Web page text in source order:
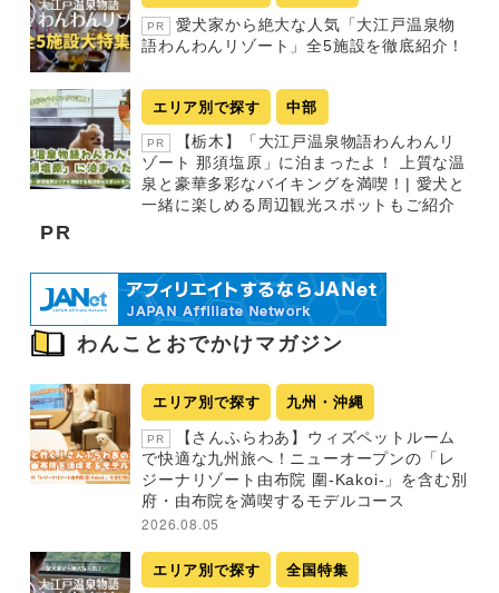
PR
愛犬家から絶大な人気「大江戸温泉物
語わんわんリゾート」全5施設を徹底紹介！
エリア別で探す 中部
PR
【栃木】「大江戸温泉物語わんわんリ
ゾート 那須塩原」に泊まったよ！ 上質な温
泉と豪華多彩なバイキングを満喫！| 愛犬と
一緒に楽しめる周辺観光スポットもご紹介
PR
わんことおでかけマガジン
エリア別で探す 九州・沖縄
PR
【さんふらわあ】ウィズペットルーム
で快適な九州旅へ！ニューオープンの「レ
ジーナリゾート由布院 圍-Kakoi-」を含む別
府・由布院を満喫するモデルコース
2026.08.05
エリア別で探す 全国特集